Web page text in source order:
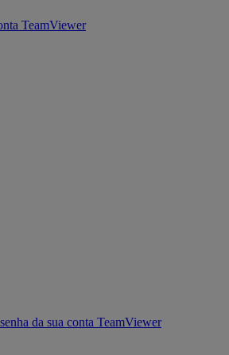
TeamViewer
da sua conta TeamViewer